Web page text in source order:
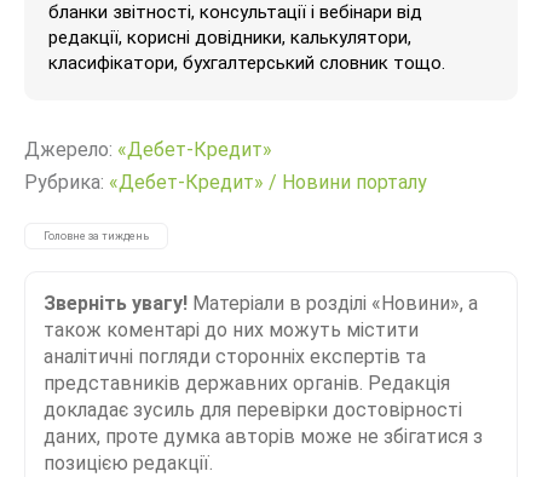
бланки звітності, консультації і вебінари від
редакції, корисні довідники, калькулятори,
класифікатори, бухгалтерський словник тощо.
Джерело: «Дебет-Кредит»
Рубрика: «Дебет-Кредит» / Новини порталу
Головне за тиждень
Зверніть увагу! Матеріали в розділі «Новини», а
також коментарі до них можуть містити
аналітичні погляди сторонніх експертів та
представників державних органів. Редакція
докладає зусиль для перевірки достовірності
даних, проте думка авторів може не збігатися з
позицією редакції.